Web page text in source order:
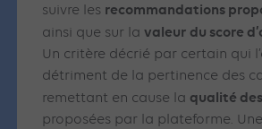
suivre les recommandations
ainsi que sur lavaleur du score
Un critère décrié par certain qui
détriment de la pertinence des
remettant en cause la qualité
proposées par la plateforme.